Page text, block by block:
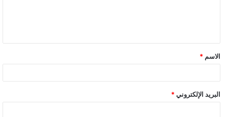
الاسم *
البريد الإلكتروني *